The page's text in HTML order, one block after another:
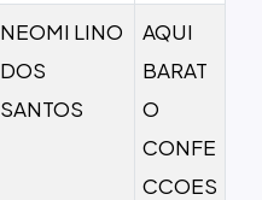
NEOMI LINO
DOS
SANTOS
AQUI
BARAT
O
CONFE
CCOES